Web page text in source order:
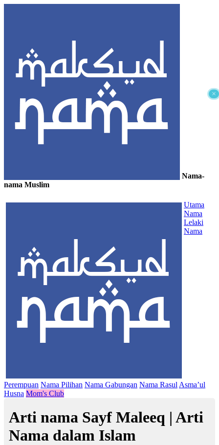
×
Nama-
nama Muslim
Utama
Nama
Lelaki
Nama
Perempuan Nama Pilihan Nama Gabungan Nama Rasul Asma’ul
Husna Mom's Club
Arti nama Sayf Maleeq | Arti
Nama dalam Islam